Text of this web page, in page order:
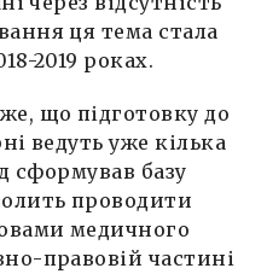
ця тема стала
2019 роках.
що підготовку до
ведуть уже кілька
сформував базу
проводити
медичного
правовій частині